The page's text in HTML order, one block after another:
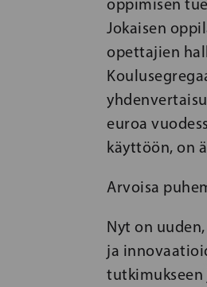
oppimisen
Jokaisen
opettajien
euroa
käyttöön, on
Arvoisa
Nyt on
ja
tutkimukseen